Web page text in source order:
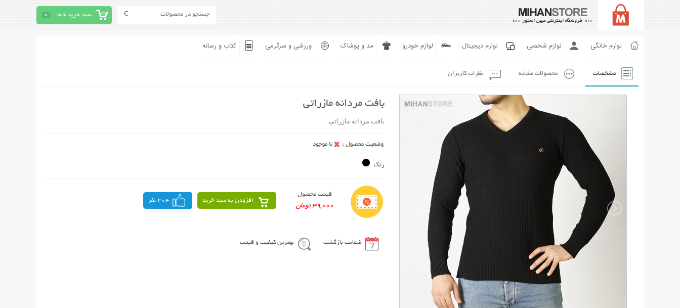
سبد خرید شما 0
لوازم خانگی لوازم شخصی لوازم دیجیتال لوازم خودرو مد و پوشاک ورزشی و سرگرمی کتاب و رسانه
مشخصات محصولات مشابه نظرات کاربران
بافت مردانه مازراتی
بافت مردانه مازراتی
رنگ
قیمت محصول
39,000 تومان
افزودن به سبد خرید 204 نفر
ضمانت بازگشت بهترین کیفیت و قیمت